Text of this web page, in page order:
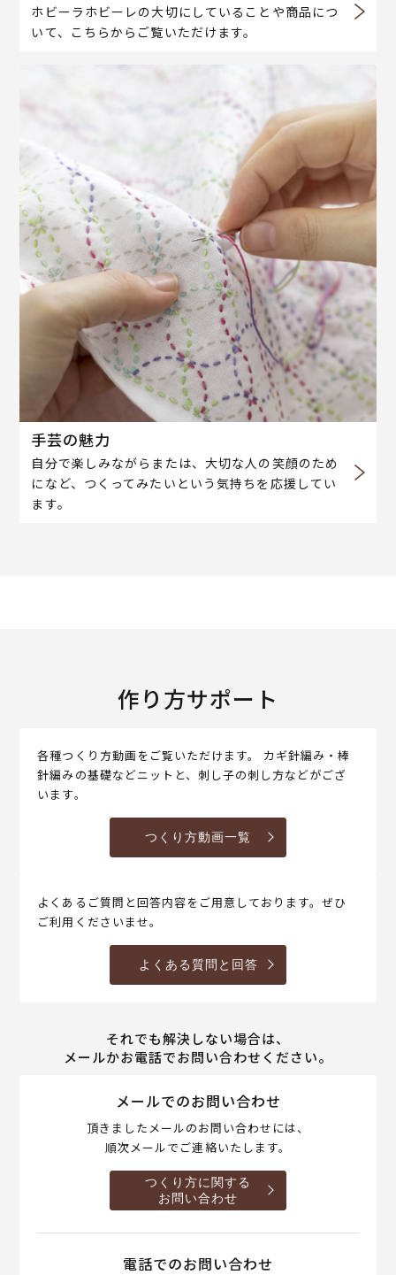
ホビーラホビーレの大切にしていることや商品につ
いて、こちらからご覧いただけます。
手芸の魅力
自分で楽しみながらまたは、大切な人の笑顔のため
になど、つくってみたいという気持ちを応援してい
ます。
作り方サポート
各種つくり方動画をご覧いただけます。 カギ針編み・棒
針編みの基礎などニットと、刺し子の刺し方などがござ
います。
つくり方動画一覧
よくあるご質問と回答内容をご用意しております。ぜひ
ご利用くださいませ。
よくある質問と回答
それでも解決しない場合は、
メールかお電話でお問い合わせください。
メールでのお問い合わせ
頂きましたメールのお問い合わせには、
順次メールでご連絡いたします。
つくり方に関する
お問い合わせ
電話でのお問い合わせ